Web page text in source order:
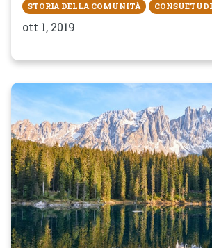
STORIA DELLA COMUNITÀ
ott 1, 2019